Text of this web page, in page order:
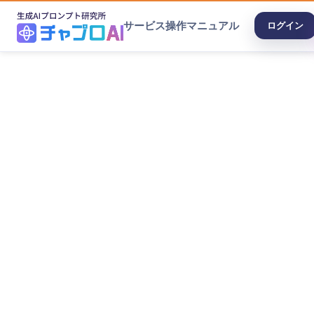
サービス操作マニュアル ログイン